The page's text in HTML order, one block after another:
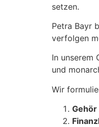
setzen.
Petra Bayr
verfolgen
In unserem
und
Wir